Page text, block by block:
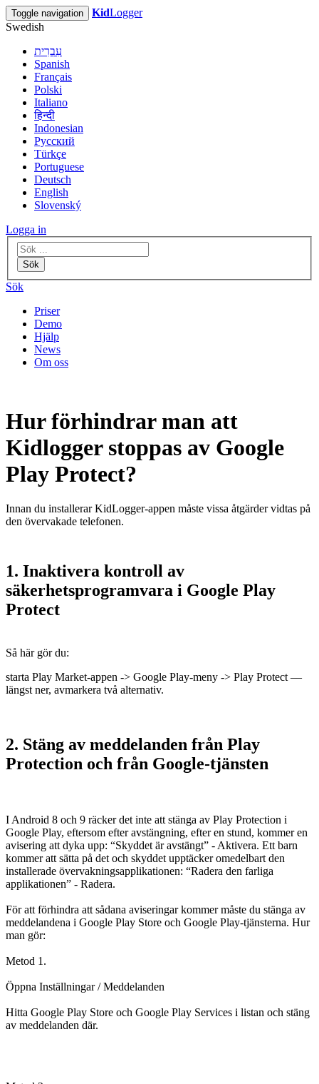
Toggle navigation KidLogger
Swedish
עִבְרִית
Spanish
Français
Polski
Italiano
हिन्दी
Indonesian
Русский
Türkçe
Portuguese
Deutsch
English
Slovenský
Logga in
Sök
Sök
Priser
Demo
Hjälp
News
Om oss
Hur förhindrar man att
Kidlogger stoppas av Google
Play Protect?
Innan du installerar KidLogger-appen måste vissa åtgärder vidtas på
den övervakade telefonen.
1. Inaktivera kontroll av
säkerhetsprogramvara i Google Play
Protect
Så här gör du:
starta Play Market-appen -> Google Play-meny -> Play Protect ––
längst ner, avmarkera två alternativ.
2. Stäng av meddelanden från Play
Protection och från Google-tjänsten
I Android 8 och 9 räcker det inte att stänga av Play Protection i
Google Play, eftersom efter avstängning, efter en stund, kommer en
avisering att dyka upp: “Skyddet är avstängt” - Aktivera. Ett barn
kommer att sätta på det och skyddet upptäcker omedelbart den
installerade övervakningsapplikationen: “Radera den farliga
applikationen” - Radera.
För att förhindra att sådana aviseringar kommer måste du stänga av
meddelandena i Google Play Store och Google Play-tjänsterna. Hur
man gör:
Metod 1.
Öppna Inställningar / Meddelanden
Hitta Google Play Store och Google Play Services i listan och stäng
av meddelanden där.